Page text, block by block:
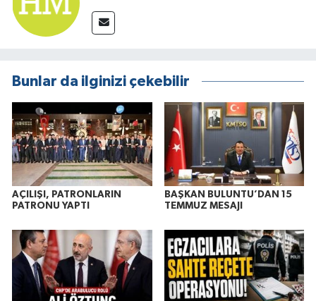
Bunlar da ilginizi çekebilir
AÇILIŞI, PATRONLARIN
PATRONU YAPTI
BAŞKAN BULUNTU’DAN 15
TEMMUZ MESAJI